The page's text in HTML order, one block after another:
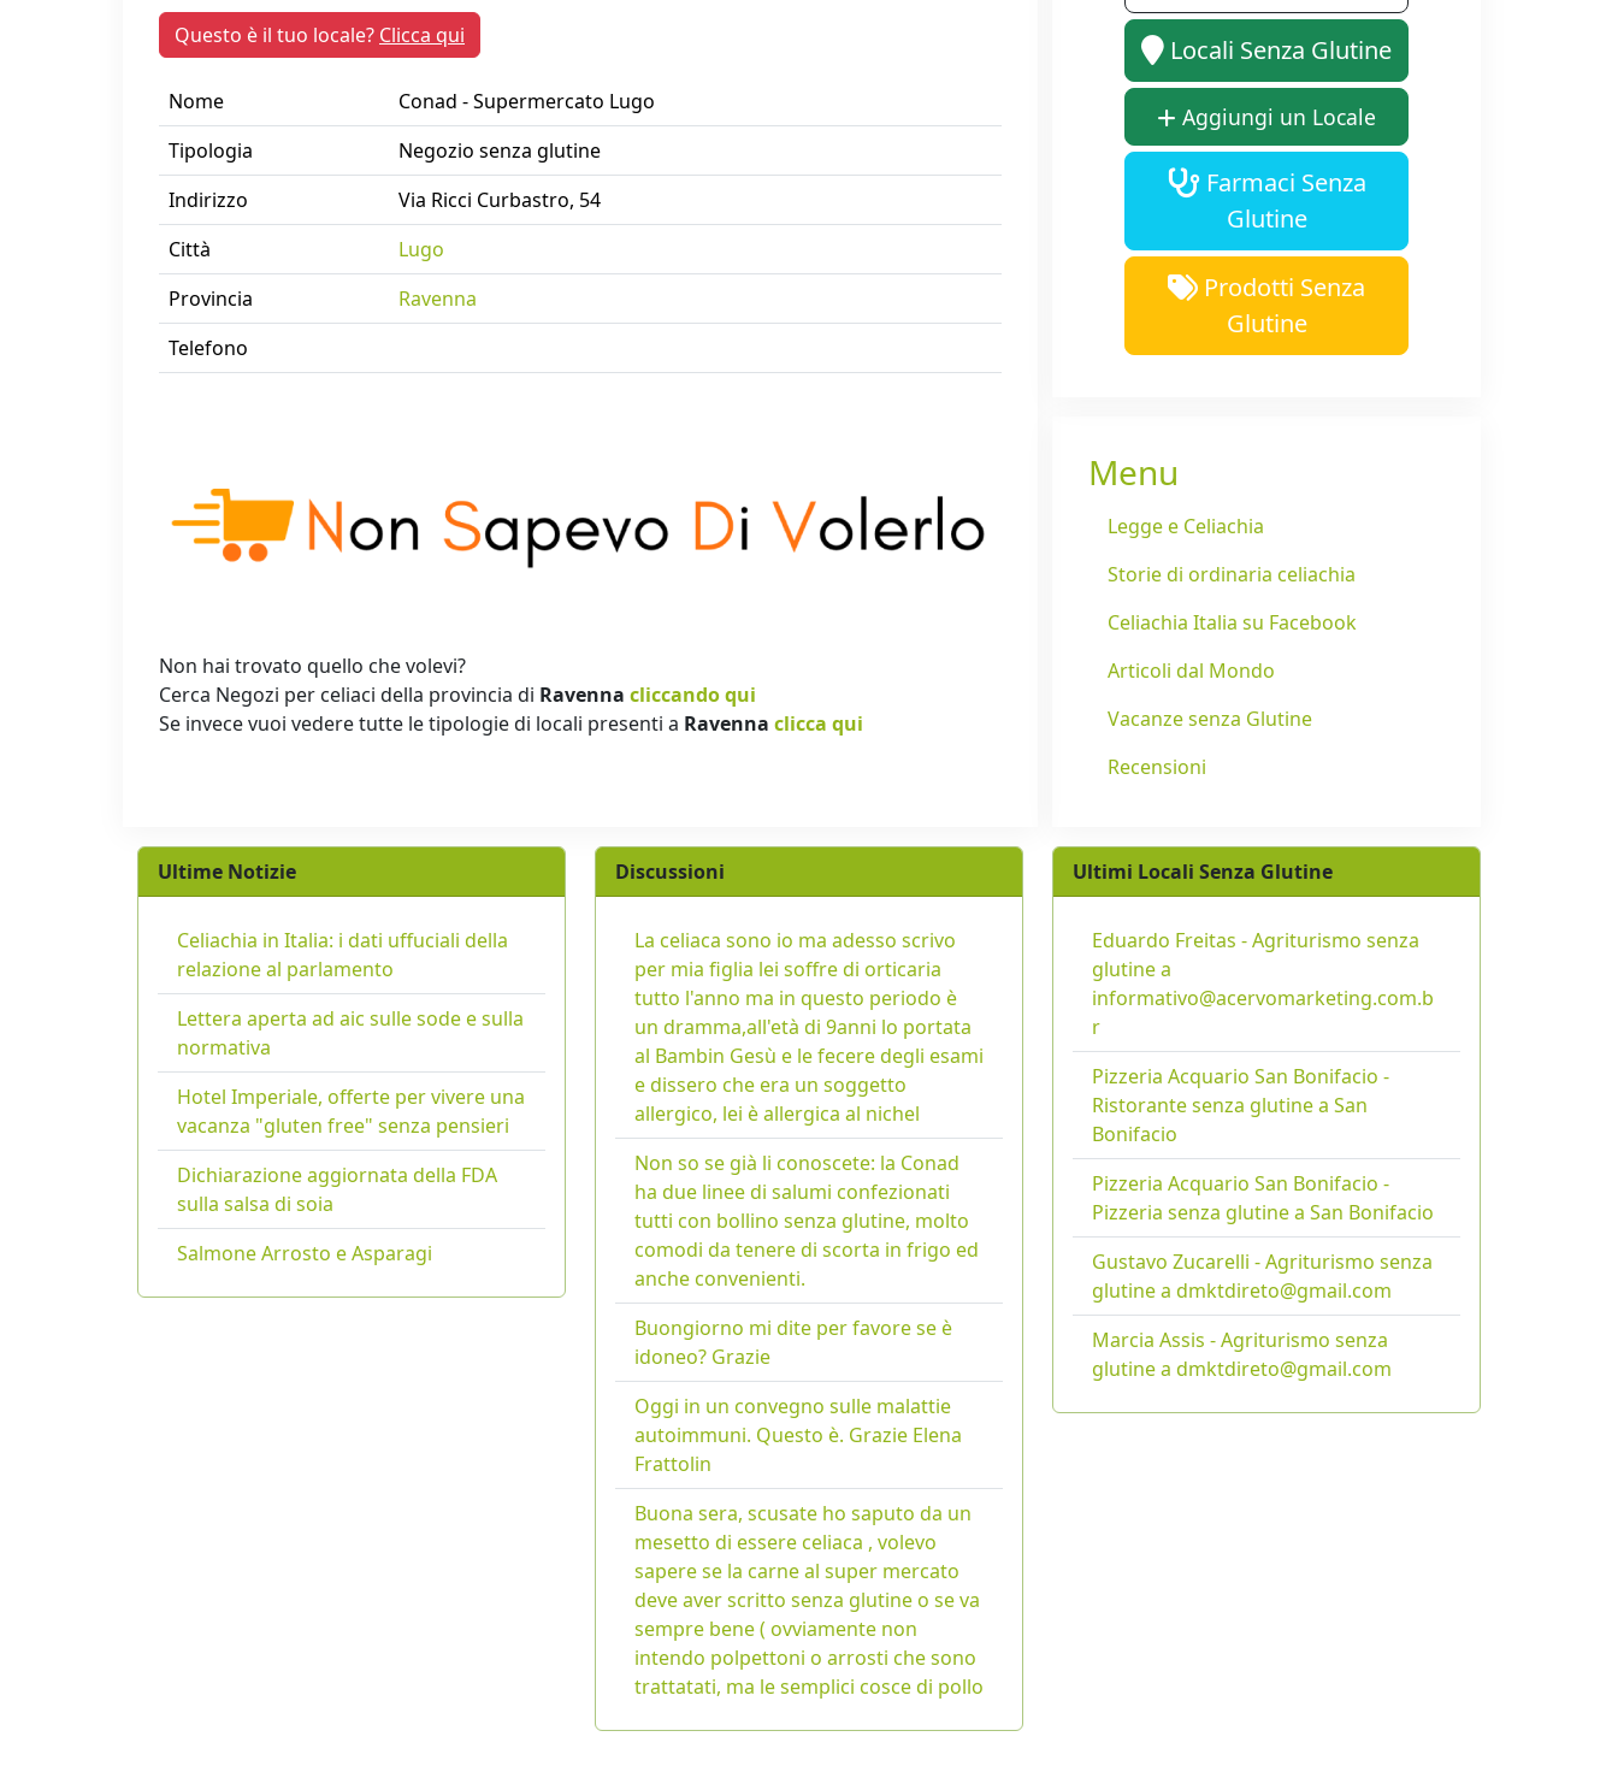
Questo è il tuo locale? Clicca qui
Nome
Conad - Supermercato Lugo
Tipologia
Negozio senza glutine
Indirizzo
Via Ricci Curbastro, 54
Città
Lugo
Provincia
Ravenna
Telefono
Non hai trovato quello che volevi?
Cerca Negozi per celiaci della provincia di Ravenna cliccando qui
Se invece vuoi vedere tutte le tipologie di locali presenti a Ravenna clicca qui
Locali Senza Glutine
Aggiungi un Locale
Farmaci Senza
Glutine
Prodotti Senza
Glutine
Menu
Legge e Celiachia
Storie di ordinaria celiachia
Celiachia Italia su Facebook
Articoli dal Mondo
Vacanze senza Glutine
Recensioni
Ultime Notizie
Celiachia in Italia: i dati uffuciali della
relazione al parlamento
Lettera aperta ad aic sulle sode e sulla
normativa
Hotel Imperiale, offerte per vivere una
vacanza "gluten free" senza pensieri
Dichiarazione aggiornata della FDA
sulla salsa di soia
Salmone Arrosto e Asparagi
Discussioni
La celiaca sono io ma adesso scrivo
per mia figlia lei soffre di orticaria
tutto l'anno ma in questo periodo è
un dramma,all'età di 9anni lo portata
al Bambin Gesù e le fecere degli esami
e dissero che era un soggetto
allergico, lei è allergica al nichel
Non so se già li conoscete: la Conad
ha due linee di salumi confezionati
tutti con bollino senza glutine, molto
comodi da tenere di scorta in frigo ed
anche convenienti.
Buongiorno mi dite per favore se è
idoneo? Grazie
Oggi in un convegno sulle malattie
autoimmuni. Questo è. Grazie Elena
Frattolin
Buona sera, scusate ho saputo da un
mesetto di essere celiaca , volevo
sapere se la carne al super mercato
deve aver scritto senza glutine o se va
sempre bene ( ovviamente non
intendo polpettoni o arrosti che sono
trattatati, ma le semplici cosce di pollo
Ultimi Locali Senza Glutine
Eduardo Freitas - Agriturismo senza
glutine a
informativo@acervomarketing.com.b
r
Pizzeria Acquario San Bonifacio -
Ristorante senza glutine a San
Bonifacio
Pizzeria Acquario San Bonifacio -
Pizzeria senza glutine a San Bonifacio
Gustavo Zucarelli - Agriturismo senza
glutine a dmktdireto@gmail.com
Marcia Assis - Agriturismo senza
glutine a dmktdireto@gmail.com